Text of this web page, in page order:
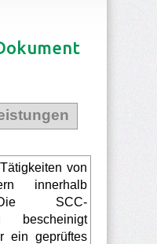
von
innerhalb
Die SCC-
bescheinigt
ein geprüftes